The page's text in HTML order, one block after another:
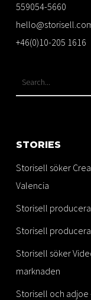
559054-5660
+46(0)10-205 1616
STORIES
Storisell söker
Valencia
Storisell
Storisell
Storisell söker
marknaden
Storisell och adjoe